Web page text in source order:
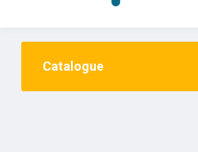
Catalogue